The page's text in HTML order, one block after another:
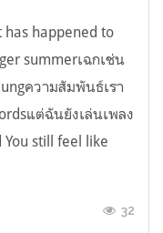
happened to
summerเฉกเช่น
ความสัมพันธ์เรา
แต่ฉันยังเล่นเพลง
still feel like
32